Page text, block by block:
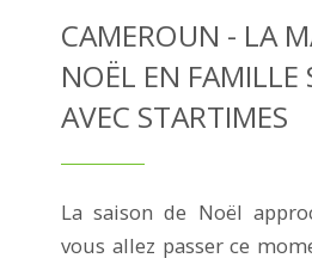
CAMEROUN - LA
NOËL EN FAMILLE
AVEC STARTIMES
La saison de Noël
vous allez passer ce